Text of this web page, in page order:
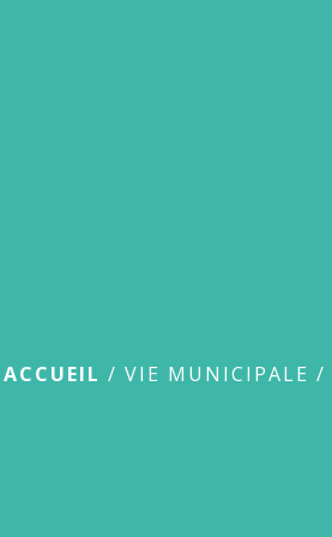
ACCUEIL / VIE MUNICIPALE /